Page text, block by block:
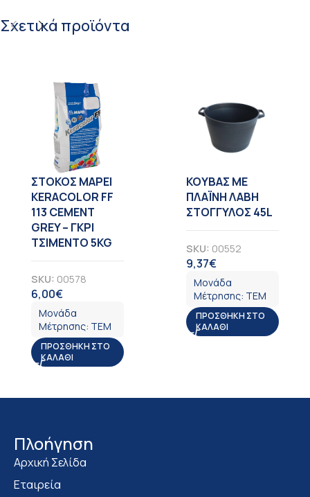
Σχετικά προϊόντα
ΣΤΟΚΟΣ MAPEI
KERACOLOR FF
113 CEMENT
GREY – ΓΚΡΙ
ΤΣΙΜΕΝΤΟ 5KG
SKU: 00578
6,00€
Μονάδα
Μέτρησης: ΤΕΜ
ΠΡΟΣΘΉΚΗ ΣΤΟ
ΚΑΛΆΘΙ
KOYBAΣ ΜΕ
ΠΛΑΪΝΗ ΛΑΒΗ
ΣΤΟΓΓΥΛΟΣ 45L
SKU: 00552
9,37€
Μονάδα
Μέτρησης: ΤΕΜ
ΠΡΟΣΘΉΚΗ ΣΤΟ
ΚΑΛΆΘΙ
Πλοήγηση
Αρχική Σελίδα
Εταιρεία